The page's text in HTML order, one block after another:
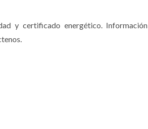
y certificado energético. Información